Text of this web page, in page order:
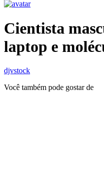
Cientista
laptop e
djvstock
Você também pode gostar de